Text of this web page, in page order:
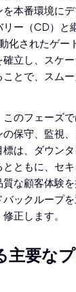
本番環境に
ー（CD）と
化されたゲー
確立し、スケ
とで、スム
のフェーズ
保守、監視
標は、ダウン
とともに、セ
な顧客体験
ックループ
正します。
主要な